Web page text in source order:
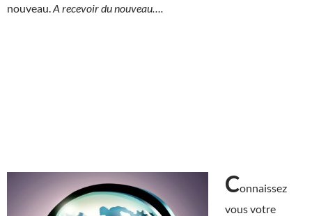
nouveau. A recevoir du nouveau….
Connaissez
vous votre